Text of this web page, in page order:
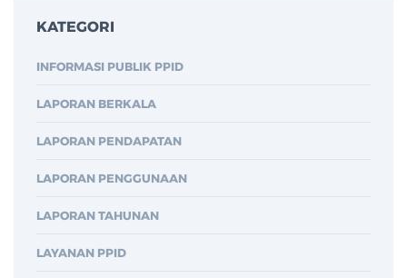
KATEGORI
INFORMASI PUBLIK PPID
LAPORAN BERKALA
LAPORAN PENDAPATAN
LAPORAN PENGGUNAAN
LAPORAN TAHUNAN
LAYANAN PPID